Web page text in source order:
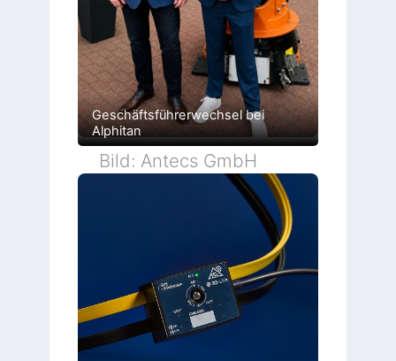
Geschäftsführerwechsel bei
Alphitan
Bild: Antecs GmbH